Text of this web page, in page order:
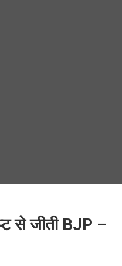
से जीती BJP –